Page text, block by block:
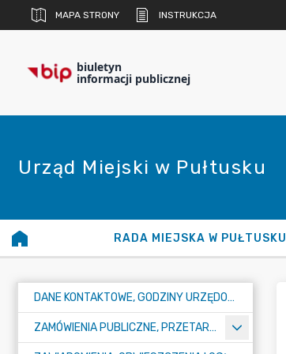
MAPA STRONY INSTRUKCJA
biuletyn
informacji publicznej
Urząd Miejski w Pułtusku
RADA MIEJSKA W PUŁTUSKU
DANE KONTAKTOWE, GODZINY URZĘDOWANIA I NUMER KONTA BANKOWEGO
ZAMÓWIENIA PUBLICZNE, PRZETARGI, KONKURSY